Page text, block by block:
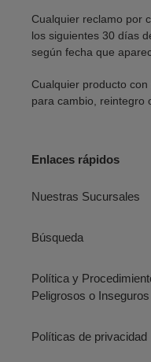
Cualquier reclamo por
los siguientes 30 días
según fecha que
Cualquier producto
para cambio, reintegro
Enlaces rápidos
Nuestras Sucursales
Búsqueda
Política y
Peligrosos o Inseguros
Políticas de privacidad